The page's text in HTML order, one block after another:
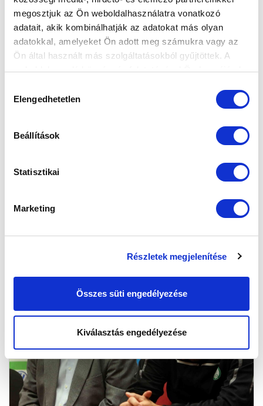
megosztjuk az Ön weboldalhasználatra vonatkozó
adatait, akik kombinálhatják az adatokat más olyan
adatokkal, amelyeket Ön adott meg számukra vagy az
Ön által használt más szolgáltatásokból gyűjtöttek. A
weboldalon való böngészés folytatásával Ön hozzájárul a
kiválasztása
Elengedhetetlen
Beállítások
Statisztikai
Marketing
Részletek megjelenítése
Összes süti engedélyezése
Kiválasztás engedélyezése
PONTSZERZÉS PAKSON! PAKSI FC - MTK
BUDAPEST 0-0.
Végig fölényben játszott az MTK Budapest a
mérkőzésen, csak a gól hiányzott a játékból, így egy